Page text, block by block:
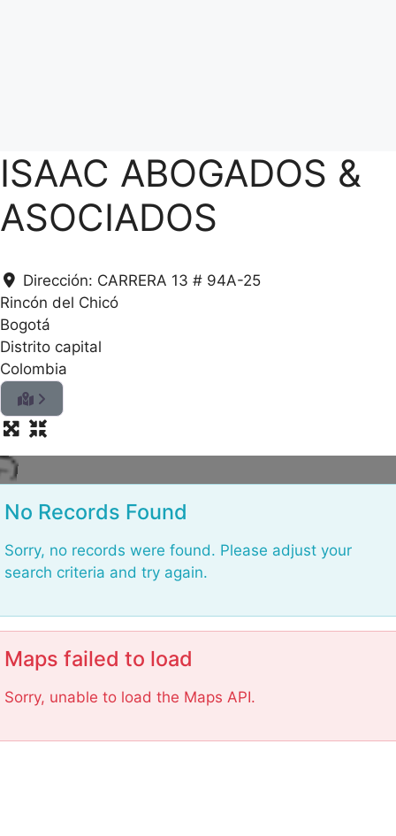
ISAAC ABOGADOS &
ASOCIADOS
Dirección: CARRERA 13 # 94A-25
Rincón del Chicó
Bogotá
Distrito capital
Colombia
No Records Found
Sorry, no records were found. Please adjust your
search criteria and try again.
Maps failed to load
Sorry, unable to load the Maps API.